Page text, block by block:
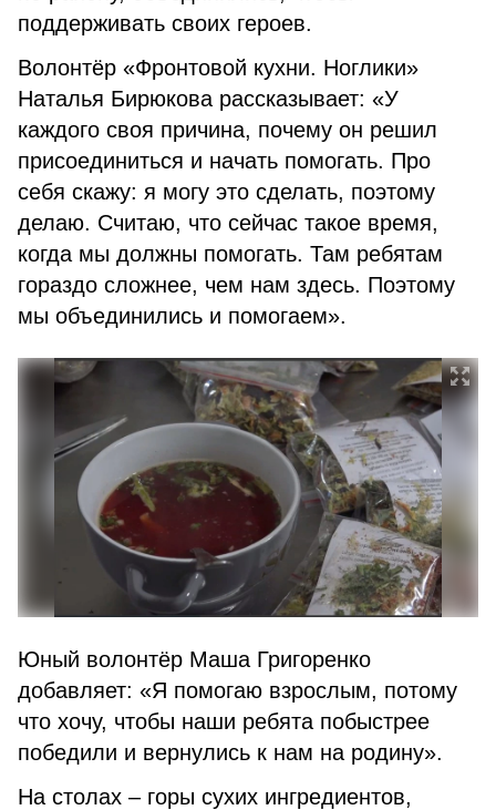
поддерживать своих героев.
Волонтёр «Фронтовой кухни. Ноглики»
Наталья Бирюкова рассказывает: «У
каждого своя причина, почему он решил
присоединиться и начать помогать. Про
себя скажу: я могу это сделать, поэтому
делаю. Считаю, что сейчас такое время,
когда мы должны помогать. Там ребятам
гораздо сложнее, чем нам здесь. Поэтому
мы объединились и помогаем».
Юный волонтёр Маша Григоренко
добавляет: «Я помогаю взрослым, потому
что хочу, чтобы наши ребята побыстрее
победили и вернулись к нам на родину».
На столах – горы сухих ингредиентов,